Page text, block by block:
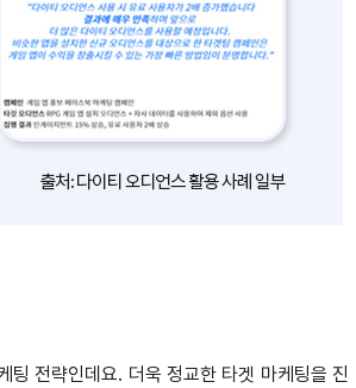
팅 전략인데요. 더욱 정교한 타겟 마케팅을 진